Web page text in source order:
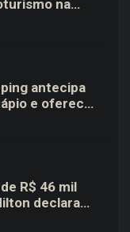
na
antecipa
e oferece
delivery
R$ 46 mil
declara
mil ao TSE